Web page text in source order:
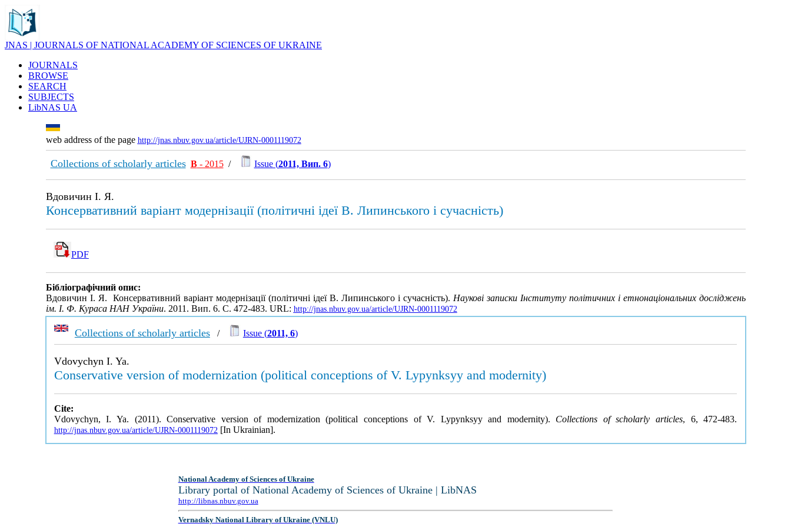
JNAS | JOURNALS OF NATIONAL ACADEMY OF SCIENCES OF UKRAINE
JOURNALS
BROWSE
SEARCH
SUBJECTS
LibNAS UA
web address of the page http://jnas.nbuv.gov.ua/article/UJRN-0001119072
Collections of scholarly articles В- 2015/ Issue (2011, Вип. 6)
Вдовичин І. Я.
Консервативний варіант модернізації (політичні ідеї В. Липинського і сучасність)
PDF
Бібліографічний опис:
Вдовичин І. Я. Консервативний варіант модернізації (політичні ідеї В. Липинського і сучасність). Наукові записки Інституту політичних і етнонаціональних досліджень
ім. І. Ф. Кураса НАН України. 2011. Вип. 6. С. 472-483. URL: http://jnas.nbuv.gov.ua/article/UJRN-0001119072
Collections of scholarly articles/ Issue (2011, 6)
Vdovychyn I. Ya.
Conservative version of modernization (political conceptions of V. Lypynksyy and modernity)
Cite:
Vdovychyn, I. Ya. (2011). Conservative version of modernization (political conceptions of V. Lypynksyy and modernity). Collections of scholarly articles, 6, 472-483.
http://jnas.nbuv.gov.ua/article/UJRN-0001119072 [In Ukrainian].
National Academy of Sciences of Ukraine
Library portal of National Academy of Sciences of Ukraine | LibNAS
http://libnas.nbuv.gov.ua
Vernadsky National Library of Ukraine (VNLU)